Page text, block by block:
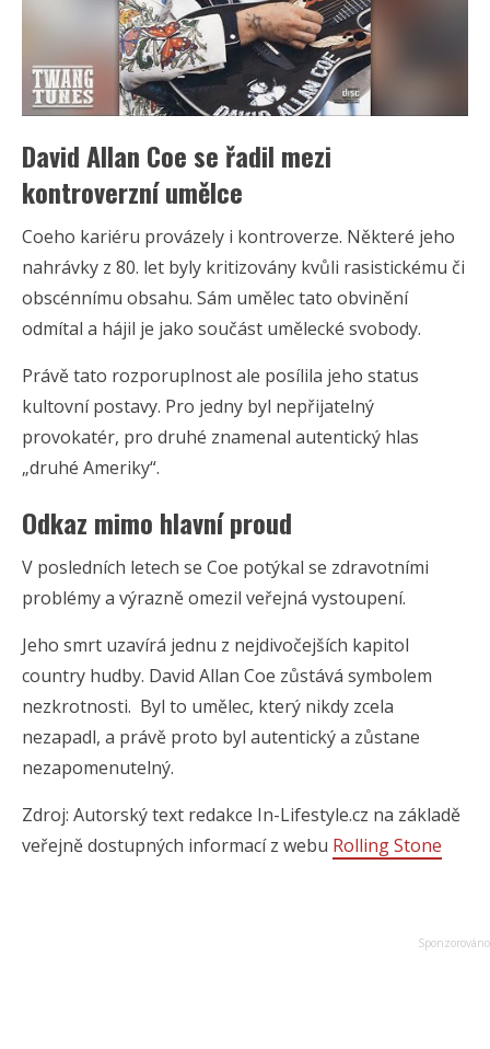
David Allan Coe se řadil mezi
kontroverzní umělce
Coeho kariéru provázely i kontroverze. Některé jeho
nahrávky z 80. let byly kritizovány kvůli rasistickému či
obscénnímu obsahu. Sám umělec tato obvinění
odmítal a hájil je jako součást umělecké svobody.
Právě tato rozporuplnost ale posílila jeho status
kultovní postavy. Pro jedny byl nepřijatelný
provokatér, pro druhé znamenal autentický hlas
„druhé Ameriky“.
Odkaz mimo hlavní proud
V posledních letech se Coe potýkal se zdravotními
problémy a výrazně omezil veřejná vystoupení.
Jeho smrt uzavírá jednu z nejdivočejších kapitol
country hudby. David Allan Coe zůstává symbolem
nezkrotnosti. Byl to umělec, který nikdy zcela
nezapadl, a právě proto byl autentický a zůstane
nezapomenutelný.
Zdroj: Autorský text redakce In-Lifestyle.cz na základě
veřejně dostupných informací z webu Rolling Stone